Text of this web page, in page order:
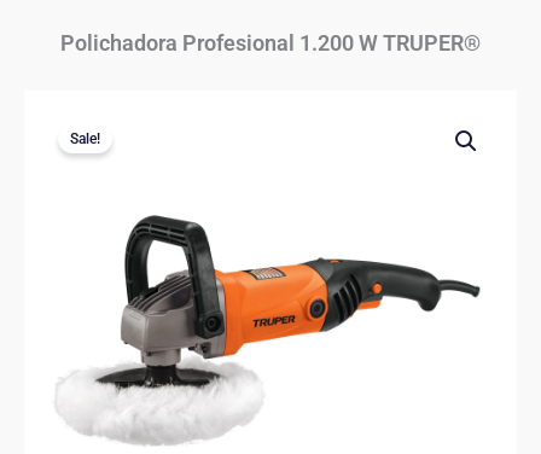
Polichadora Profesional 1.200 W TRUPER®
Sale!